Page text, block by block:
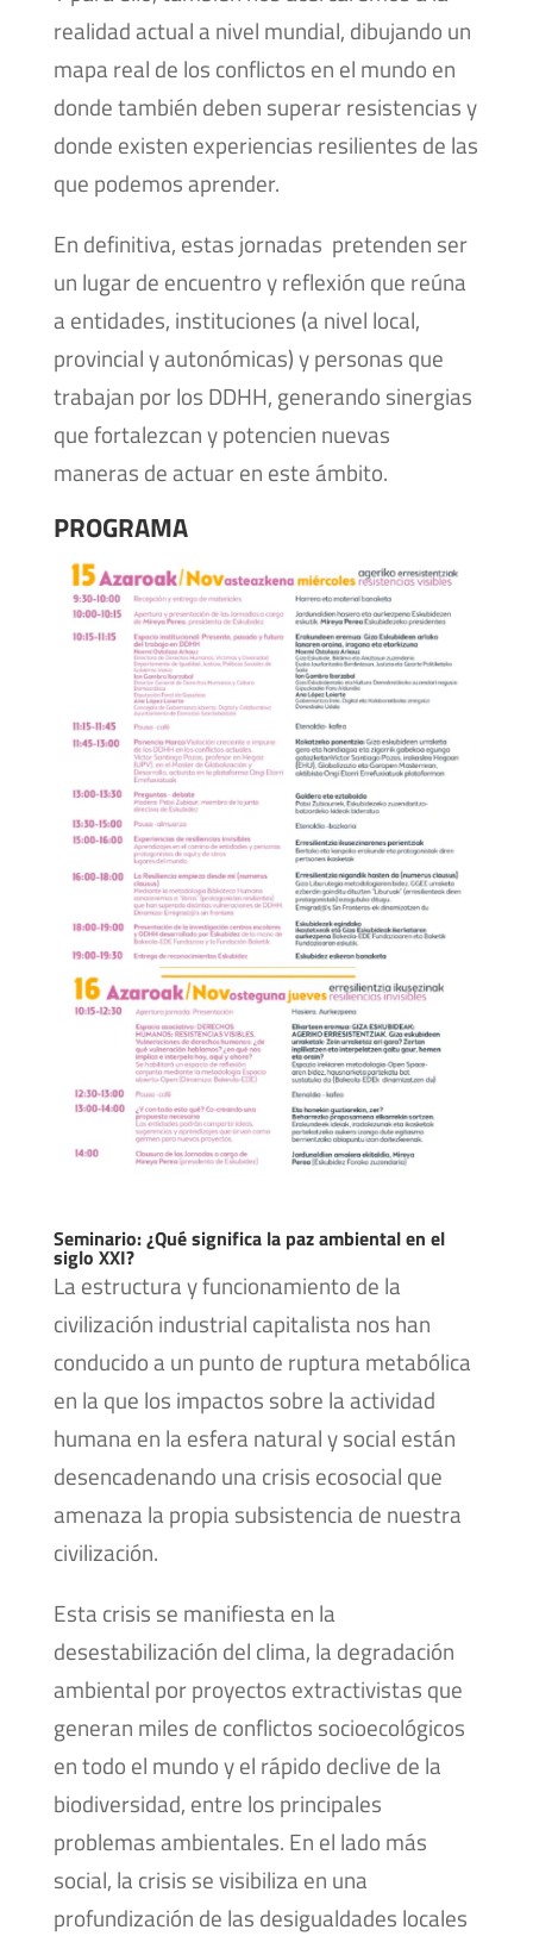
realidad actual a nivel mundial, dibujando un
mapa real de los conflictos en el mundo en
donde también deben superar resistencias y
donde existen experiencias resilientes de las
que podemos aprender.
En definitiva, estas jornadas pretenden ser
un lugar de encuentro y reflexión que reúna
a entidades, instituciones (a nivel local,
provincial y autonómicas) y personas que
trabajan por los DDHH, generando sinergias
que fortalezcan y potencien nuevas
maneras de actuar en este ámbito.
PROGRAMA
Seminario: ¿Qué significa la paz ambiental en el
siglo XXI?
La estructura y funcionamiento de la
civilización industrial capitalista nos han
conducido a un punto de ruptura metabólica
en la que los impactos sobre la actividad
humana en la esfera natural y social están
desencadenando una crisis ecosocial que
amenaza la propia subsistencia de nuestra
civilización.
Esta crisis se manifiesta en la
desestabilización del clima, la degradación
ambiental por proyectos extractivistas que
generan miles de conflictos socioecológicos
en todo el mundo y el rápido declive de la
biodiversidad, entre los principales
problemas ambientales. En el lado más
social, la crisis se visibiliza en una
profundización de las desigualdades locales